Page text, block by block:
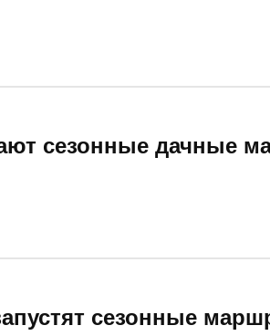
сезонные дачные
сезонные